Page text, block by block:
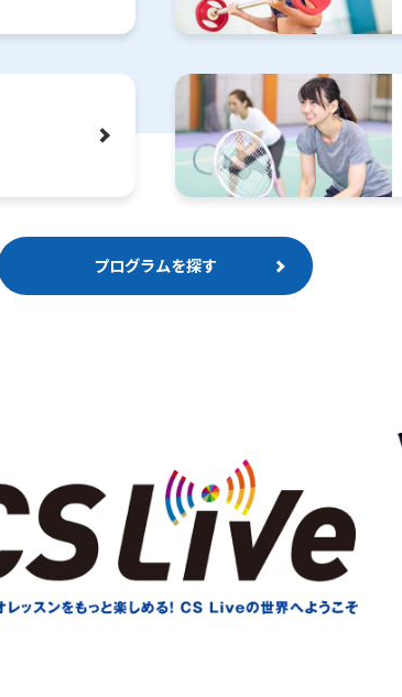
プログラムを探す
However, if you use an automatic
version of this website will be
translated mechanically, so it may
not be an accurate translation.
The translation may differ from the
original content. We ask that you
fully understand this before using
Automatic translation start